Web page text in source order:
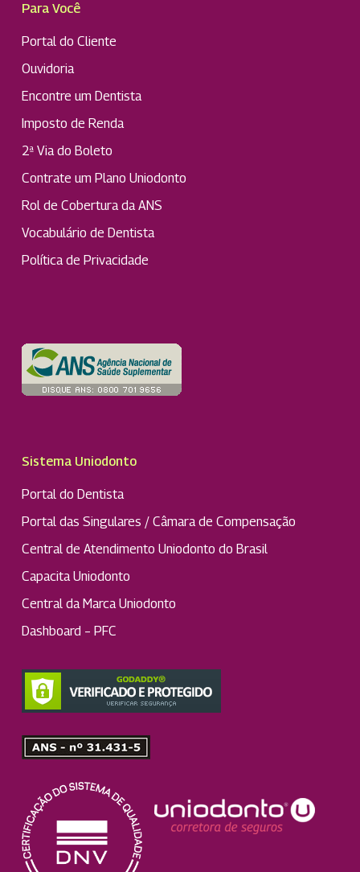
Para Você
Portal do Cliente
Ouvidoria
Encontre um Dentista
Imposto de Renda
2ª Via do Boleto
Contrate um Plano Uniodonto
Rol de Cobertura da ANS
Vocabulário de Dentista
Política de Privacidade
Sistema Uniodonto
Portal do Dentista
Portal das Singulares / Câmara de Compensação
Central de Atendimento Uniodonto do Brasil
Capacita Uniodonto
Central da Marca Uniodonto
Dashboard – PFC